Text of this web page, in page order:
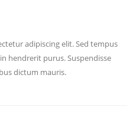
adipiscing elit. Sed tempus
hendrerit purus. Suspendisse
dictum mauris.